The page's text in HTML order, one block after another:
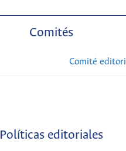
Comités
Comité
Políticas editoriales